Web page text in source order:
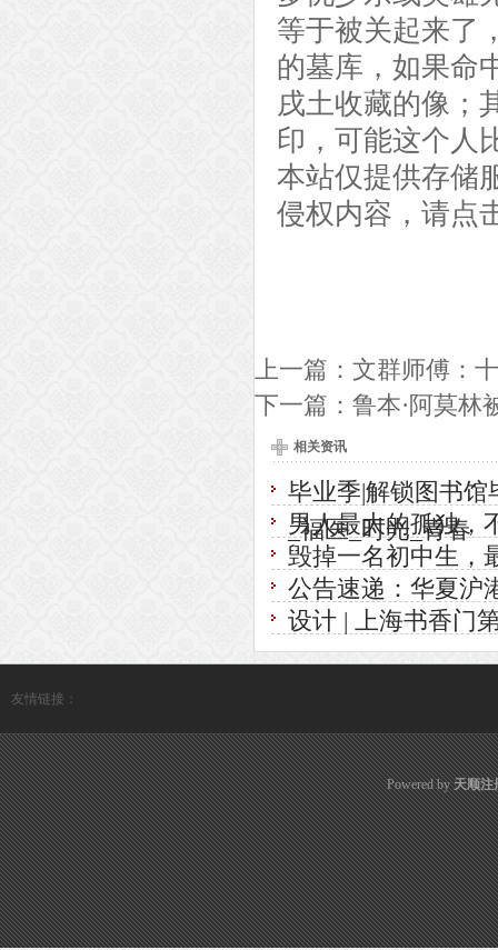
等于被关起来了
的墓库，如果命
戌土收藏的像；
印，可能这个人
本站仅提供存储
侵权内容，请点
上一篇： 文群师傅：​
下一篇： 鲁本·阿莫林
相关资讯
毕业季|解锁图书
_福医_时光_青春
男人最大的孤独，
毁掉一名初中生，
公告速递：华夏沪
设计 | 上海书香门
友情链接：
Powered by天顺注